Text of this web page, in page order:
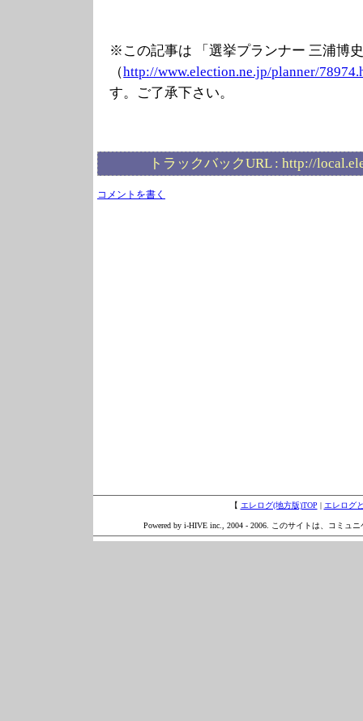
※この記事は 「選挙プランナー 三浦博
（http://www.election.ne.jp/planner/
す。ご了承下さい。
トラックバックURL : http://
コメントを書く
【 エレログ(地方版)TOP | エレログ
Powered by i-HIVE inc., 2004 - 2006. このサイトは、コミュ